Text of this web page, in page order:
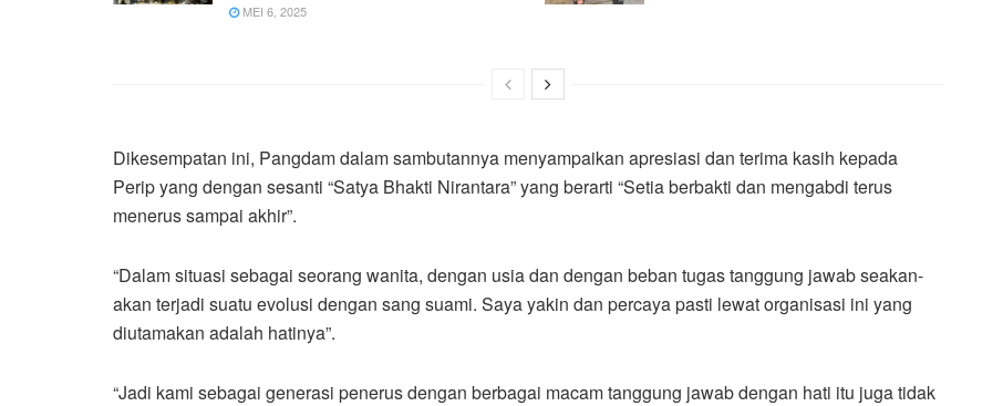
MEI 6, 2025
Dikesempatan ini, Pangdam dalam sambutannya menyampaikan apresiasi dan terima kasih kepada
Perip yang dengan sesanti “Satya Bhakti Nirantara” yang berarti “Setia berbakti dan mengabdi terus
menerus sampai akhir”.
“Dalam situasi sebagai seorang wanita, dengan usia dan dengan beban tugas tanggung jawab seakan-
akan terjadi suatu evolusi dengan sang suami. Saya yakin dan percaya pasti lewat organisasi ini yang
diutamakan adalah hatinya”.
“Jadi kami sebagai generasi penerus dengan berbagai macam tanggung jawab dengan hati itu juga tidak